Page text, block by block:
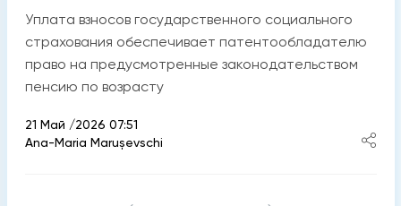
Уплата взносов государственного социального
страхования обеспечивает патентообладателю
право на предусмотренные законодательством
пенсию по возрасту
21 Май /2026 07:51
Ana-Maria Marușevschi